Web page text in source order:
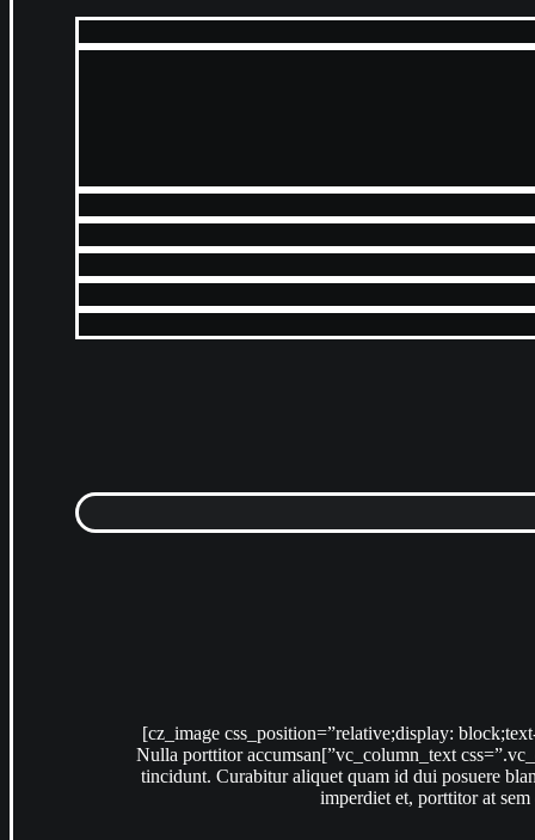
[cz_gap height=”30px” id=”cz_49487″][/vc_column][vc_column width=”1/3″][vc_column_text css=”.vc_custom_1497307579609{margin-bottom: 40px !important;}”]Nulla porttitor accumsan
tincidunt. Curabitur aliquet quam id dui posuere
imperdiet et, porttitor at